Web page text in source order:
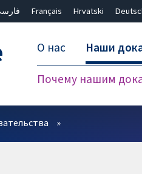
Français Hrvatski
О нас Наши
Почему нашим